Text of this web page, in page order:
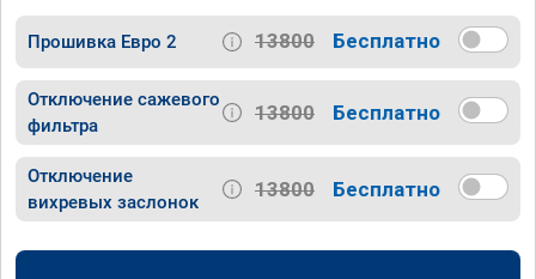
Прошивка Евро 2 13800 Бесплатно
Отключение сажевого
фильтра
13800 Бесплатно
Отключение
вихревых заслонок
13800 Бесплатно